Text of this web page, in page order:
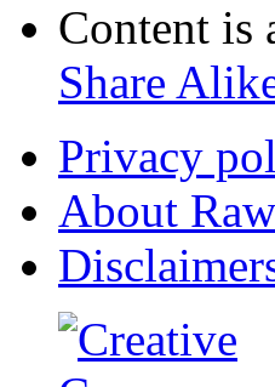
Content is
Share
Privacy
About